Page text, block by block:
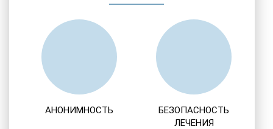
АНОНИМНОСТЬ
БЕЗОПАСНОСТЬ
ЛЕЧЕНИЯ